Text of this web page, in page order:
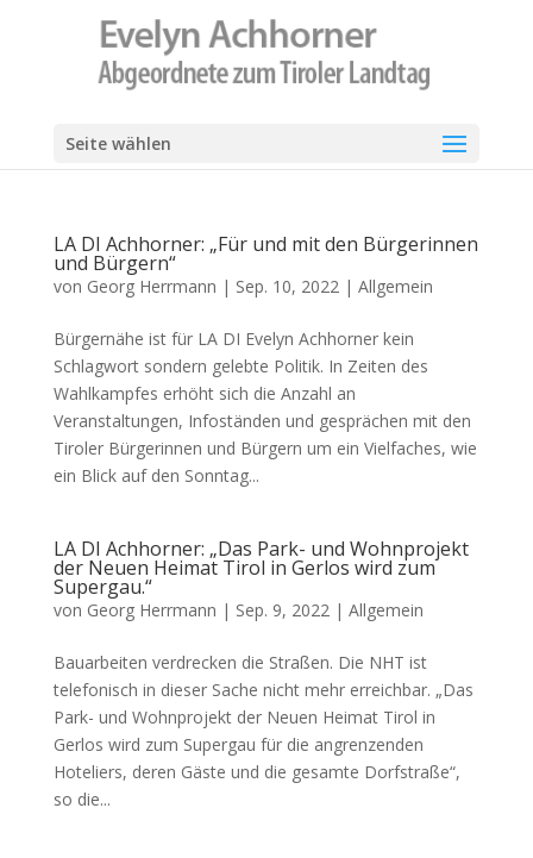
Seite wählen
LA DI Achhorner: „Für und mit den Bürgerinnen
und Bürgern“
von Georg Herrmann | Sep. 10, 2022| Allgemein
Bürgernähe ist für LA DI Evelyn Achhorner kein
Schlagwort sondern gelebte Politik. In Zeiten des
Wahlkampfes erhöht sich die Anzahl an
Veranstaltungen, Infoständen und gesprächen mit den
Tiroler Bürgerinnen und Bürgern um ein Vielfaches, wie
ein Blick auf den Sonntag...
LA DI Achhorner: „Das Park- und Wohnprojekt
der Neuen Heimat Tirol in Gerlos wird zum
Supergau.“
von Georg Herrmann | Sep. 9, 2022| Allgemein
Bauarbeiten verdrecken die Straßen. Die NHT ist
telefonisch in dieser Sache nicht mehr erreichbar. „Das
Park- und Wohnprojekt der Neuen Heimat Tirol in
Gerlos wird zum Supergau für die angrenzenden
Hoteliers, deren Gäste und die gesamte Dorfstraße“,
so die...